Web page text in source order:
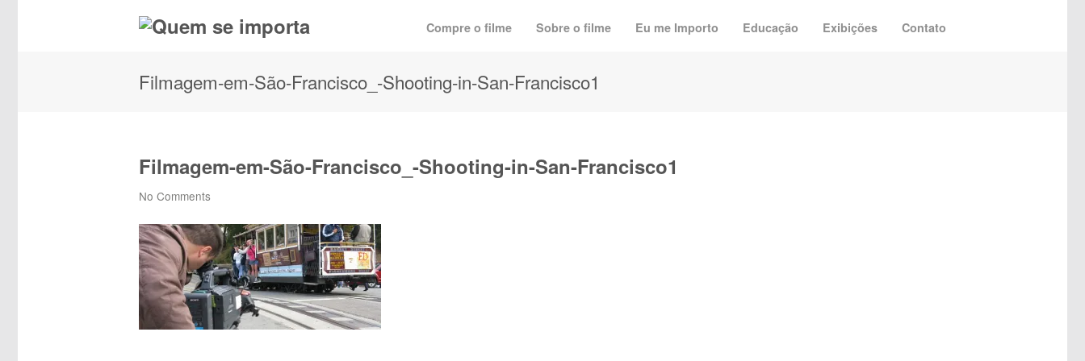
Compre o filme Sobre o filme Eu me Importo Educação Exibições Contato
Filmagem-em-São-Francisco_-Shooting-in-San-Francisco1
Filmagem-em-São-Francisco_-Shooting-in-San-Francisco1
No Comments